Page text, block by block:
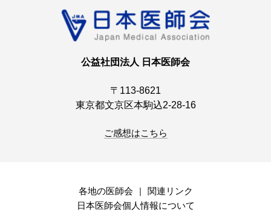
公益社団法人 日本医師会
〒113-8621
東京都文京区本駒込2-28-16
ご感想はこちら
各地の医師会
関連リンク
日本医師会個人情報について